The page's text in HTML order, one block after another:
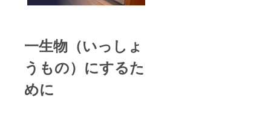
一生物（いっしょ
うもの）にするた
めに